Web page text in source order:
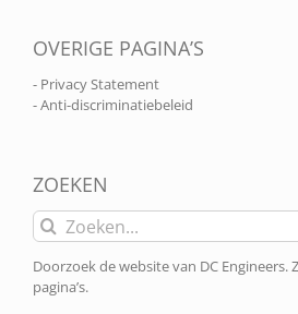
OVERIGE PAGINA’S
- Privacy Statement
- Anti-discriminatiebeleid
ZOEKEN
Zoeken
naar:
Doorzoek de website van DC Engineers.
pagina’s.